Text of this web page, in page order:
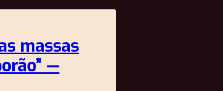
massas
—